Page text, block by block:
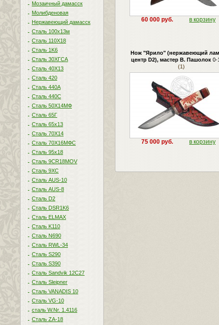
Мозаичный дамасск
Молибденовая
Нержавеющий дамасск
Сталь 100х13м
Сталь 110Х18
Сталь 1K6
Сталь 30ХГСА
Сталь 40Х13
Сталь 420
Сталь 440A
Сталь 440С
Сталь 50Х14МФ
Сталь 65Г
Сталь 65х13
Сталь 70Х14
Сталь 70Х16МФС
Сталь 95х18
Сталь 9CR18MOV
Сталь 9ХС
Сталь AUS-10
Сталь AUS-8
Сталь D2
Сталь DSR1K6
Сталь ELMAX
Сталь K110
Сталь N690
Сталь RWL-34
Сталь S290
Сталь S390
Сталь Sandvik 12C27
Сталь Sleipner
Сталь VANADIS 10
Сталь VG-10
сталь W.Nr. 1.4116
Сталь ZA-18
60 000 руб. в корзину
Нож "Ярило" (нержавеющий
центр D2), мастер В. Пашолок0-
(1)
75 000 руб. в корзину